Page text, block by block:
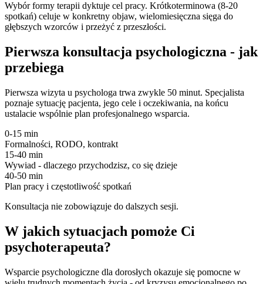
Wybór formy terapii dyktuje cel pracy. Krótkoterminowa (8-20
spotkań) celuje w konkretny objaw, wielomiesięczna sięga do
głębszych wzorców i przeżyć z przeszłości.
Pierwsza konsultacja psychologiczna - jak
przebiega
Pierwsza wizyta u psychologa trwa zwykle 50 minut. Specjalista
poznaje sytuację pacjenta, jego cele i oczekiwania, na końcu
ustalacie wspólnie plan profesjonalnego wsparcia.
0-15 min
Formalności, RODO, kontrakt
15-40 min
Wywiad - dlaczego przychodzisz, co się dzieje
40-50 min
Plan pracy i częstotliwość spotkań
Konsultacja nie zobowiązuje do dalszych sesji.
W jakich sytuacjach pomoże Ci
psychoterapeuta?
Wsparcie psychologiczne dla dorosłych okazuje się pomocne w